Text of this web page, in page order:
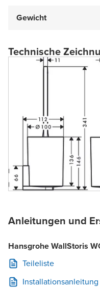
Gewicht
Technische
Anleitungen und
Hansgrohe WallStoris
Teileliste
Installationsanleitung